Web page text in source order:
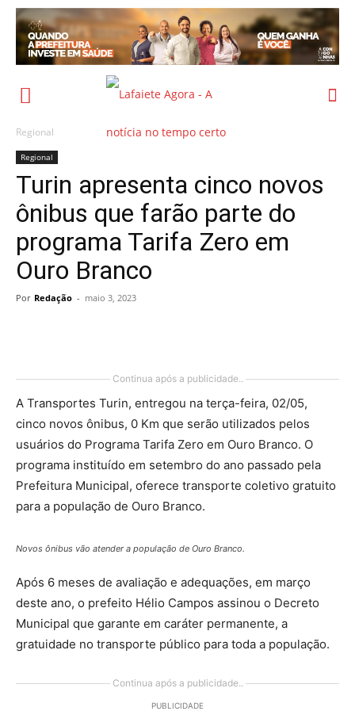
Regional
Regional
Turin apresenta cinco novos
ônibus que farão parte do
programa Tarifa Zero em
Ouro Branco
Por Redação - maio 3, 2023
Continua após a publicidade..
A Transportes Turin, entregou na terça-feira, 02/05,
cinco novos ônibus, 0 Km que serão utilizados pelos
usuários do Programa Tarifa Zero em Ouro Branco. O
programa instituído em setembro do ano passado pela
Prefeitura Municipal, oferece transporte coletivo gratuito
para a população de Ouro Branco.
Novos ônibus vão atender a população de Ouro Branco.
Após 6 meses de avaliação e adequações, em março
deste ano, o prefeito Hélio Campos assinou o Decreto
Municipal que garante em caráter permanente, a
gratuidade no transporte público para toda a população.
Continua após a publicidade..
PUBLICIDADE